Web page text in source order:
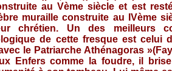
auVème siècle et est
muraille construite au IVème
chrétien. Un des meilleurs
de cette fresque est celui
le Patriarche Athénagoras »(
Enfers comme la foudre, il brise